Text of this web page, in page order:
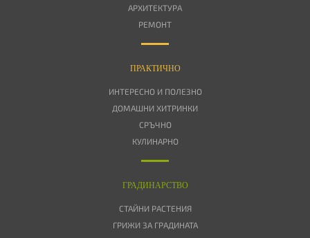
АРХИТЕКТУРА
РЕМОНТ
ПРАКТИЧНО
ИНТЕРЕСНО И ПОЛЕЗНО
ДОМАШНИ ХИТРИНКИ
СРЪЧНО
КУЛИНАРНО
ГРАДИНАРСТВО
СТАЙНИ РАСТЕНИЯ
ГРИЖИ ЗА ГРАДИНАТА